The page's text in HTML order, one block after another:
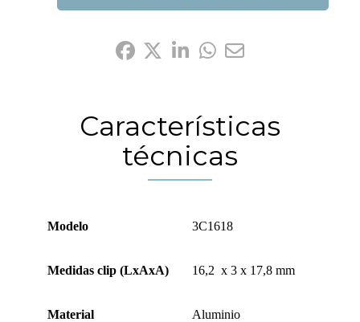
Características
técnicas
Modelo 3C1618
Medidas clip (LxAxA) 16,2 x 3 x 17,8 mm
Material Aluminio